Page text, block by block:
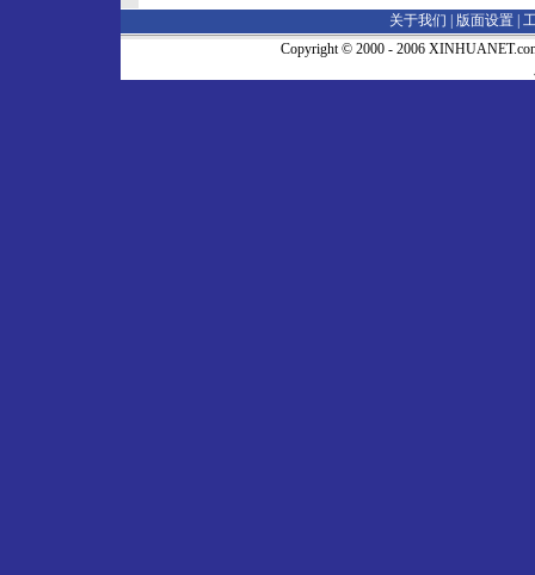
关于我们 | 版面设置
Copyright © 2000 - 2006